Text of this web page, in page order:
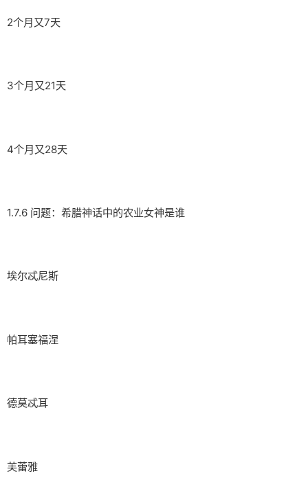
2个月又7天
3个月又21天
4个月又28天
1.7.6 问题：希腊神话中的农业女神是谁
埃尔忒尼斯
帕耳塞福涅
德莫忒耳
芙蕾雅